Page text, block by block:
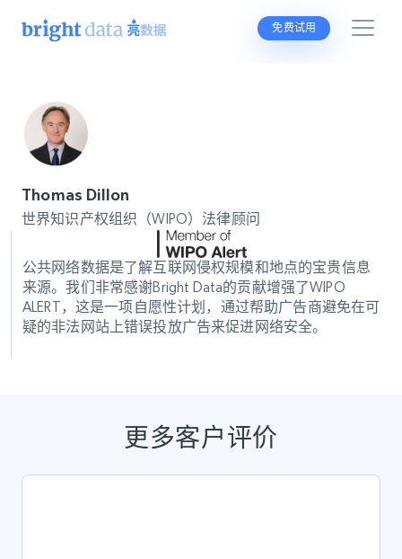
免费试用
Thomas Dillon
世界知识产权组织（WIPO）法律顾问
公共网络数据是了解互联网侵权规模和地点的宝贵信息
来源。我们非常感谢Bright Data的贡献增强了WIPO
ALERT，这是一项自愿性计划，通过帮助广告商避免在可
疑的非法网站上错误投放广告来促进网络安全。
更多客户评价